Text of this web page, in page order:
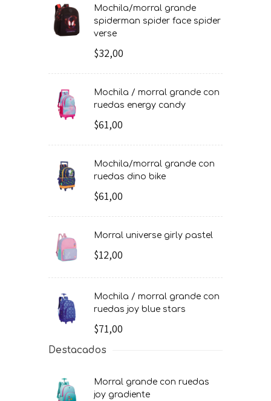
mochila/morral grande
spiderman spider face spider
verse
$32,00
mochila / morral grande con
ruedas energy candy
$61,00
mochila/morral grande con
ruedas dino bike
$61,00
morral universe girly pastel
$12,00
mochila / morral grande con
ruedas joy blue stars
$71,00
Destacados
morral grande con ruedas
joy gradiente